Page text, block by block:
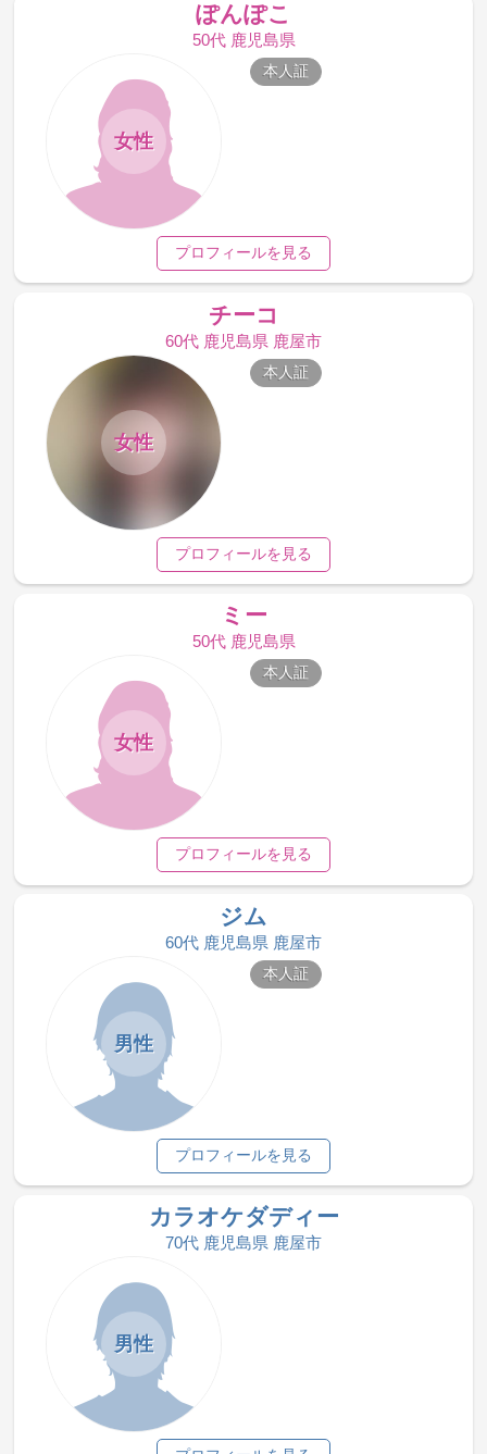
ぽんぽこ
50代 鹿児島県
女性
本人証
プロフィールを見る
チーコ
60代 鹿児島県 鹿屋市
女性
本人証
プロフィールを見る
ミー
50代 鹿児島県
女性
本人証
プロフィールを見る
ジム
60代 鹿児島県 鹿屋市
男性
本人証
プロフィールを見る
カラオケダディー
70代 鹿児島県 鹿屋市
男性